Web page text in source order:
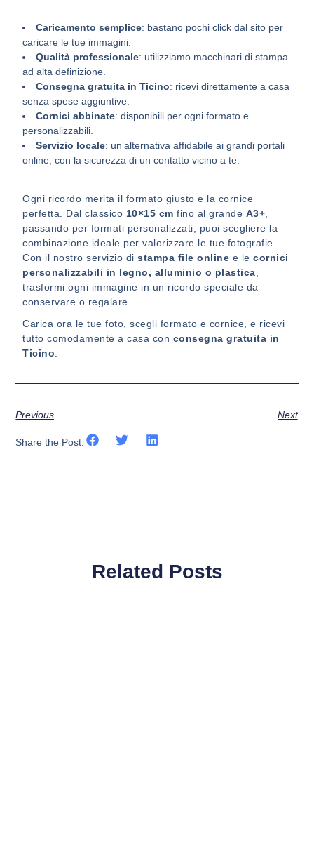
Caricamento semplice: bastano pochi click dal sito per
caricare le tue immagini.
Qualità professionale: utilizziamo macchinari di stampa
ad alta definizione.
Consegna gratuita in Ticino: ricevi direttamente a casa
senza spese aggiuntive.
Cornici abbinate: disponibili per ogni formato e
personalizzabili.
Servizio locale: un’alternativa affidabile ai grandi portali
online, con la sicurezza di un contatto vicino a te.
Ogni ricordo merita il formato giusto e la cornice
perfetta. Dal classico 10×15 cm fino al grande A3+
passando per formati personalizzati, puoi scegliere la
combinazione ideale per valorizzare le tue fotografie.
Con il nostro servizio distampa file online e lecornici
personalizzabili in legno, alluminio o plastica
trasformi ogni immagine in un ricordo speciale da
conservare o regalare.
Carica ora le tue foto, scegli formato e cornice, e ricevi
tutto comodamente a casa con consegna gratuita in
Ticino
Previous Next
Share the Post:
Related Posts